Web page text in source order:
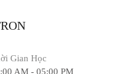
Gian Học
AM - 05:00 PM